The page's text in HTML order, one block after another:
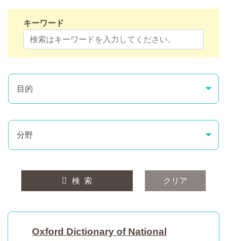
キーワード
目的
分野
検 索 クリア
Oxford Dictionary of National